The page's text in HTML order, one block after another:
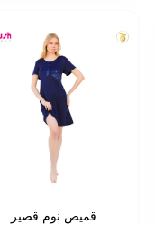
قميص نوم قصير